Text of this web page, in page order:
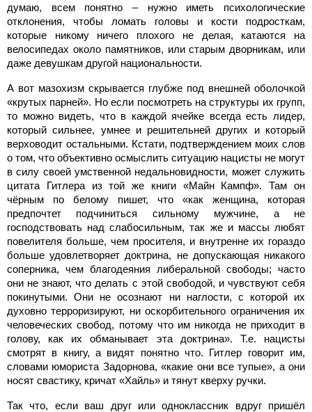
думаю, всем понятно – нужно иметь психологические
отклонения, чтобы ломать головы и кости подросткам,
которые никому ничего плохого не делая, катаются на
велосипедах около памятников, или старым дворникам, или
даже девушкам другой национальности.
А вот мазохизм скрывается глубже под внешней оболочкой
«крутых парней». Но если посмотреть на структуры их групп,
то можно видеть, что в каждой ячейке всегда есть лидер,
который сильнее, умнее и решительней других и который
верховодит остальными. Кстати, подтверждением моих слов
о том, что объективно осмыслить ситуацию нацисты не могут
в силу своей умственной недальновидности, может служить
цитата Гитлера из той же книги «Майн Кампф». Там он
чёрным по белому пишет, что «как женщина, которая
предпочтет подчиниться сильному мужчине, а не
господствовать над слабосильным, так же и массы любят
повелителя больше, чем просителя, и внутренне их гораздо
больше удовлетворяет доктрина, не допускающая никакого
соперника, чем благодеяния либеральной свободы; часто
они не знают, что делать с этой свободой, и чувствуют себя
покинутыми. Они не осознают ни наглости, с которой их
духовно терроризируют, ни оскорбительного ограничения их
человеческих свобод, потому что им никогда не приходит в
голову, как их обманывает эта доктрина». Т.е. нацисты
смотрят в книгу, а видят понятно что. Гитлер говорит им,
словами юмориста Задорнова, «какие они все тупые», а они
носят свастику, кричат «Хайль» и тянут кверху ручки.
Так что, если ваш друг или одноклассник вдруг пришёл